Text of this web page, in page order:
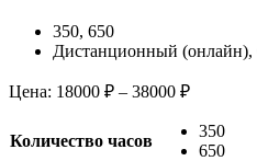
350, 650
Дистанционный (онлайн),
Цена: 18000 ₽ – 38000 ₽
Количество часов
350
650